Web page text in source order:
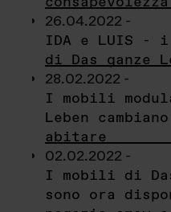
26.04.2022 -
IDA e LUIS -
di Das ganze
28.02.2022 -
I mobili
Leben
abitare
02.02.2022 -
I mobili di
sono ora